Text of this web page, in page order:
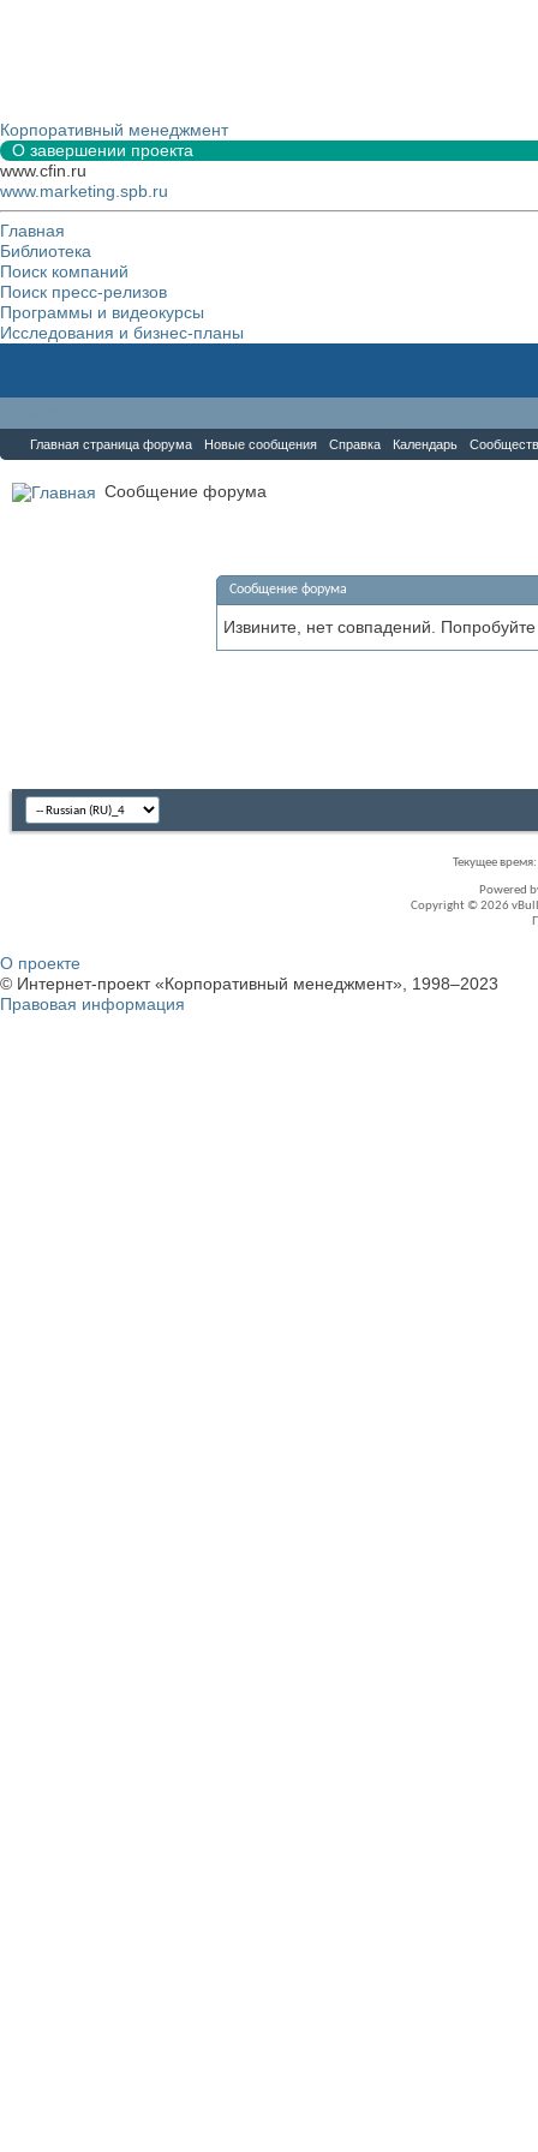
Корпоративный менеджмент
О завершении проекта
www.cfin.ru
www.marketing.spb.ru
Главная
Библиотека
Поиск компаний
Поиск пресс-релизов
Программы и видеокурсы
Исследования и бизнес-планы
Главная страница форума Новые сообщения Справка Календарь
Сообщение форума
Сообщение форума
Извините, нет совпадений.
Текущее время:
Powered
Copyright © 2026
О проекте
© Интернет-проект «Корпоративный менеджмент», 1998–2023
Правовая информация